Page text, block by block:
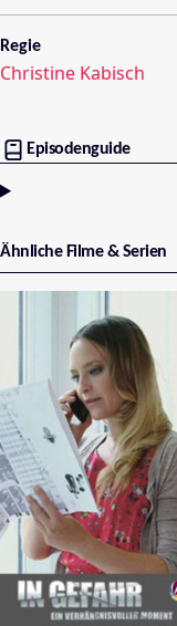
Regie
Christine Kabisch
Episodenguide
Ähnliche Filme & Serien